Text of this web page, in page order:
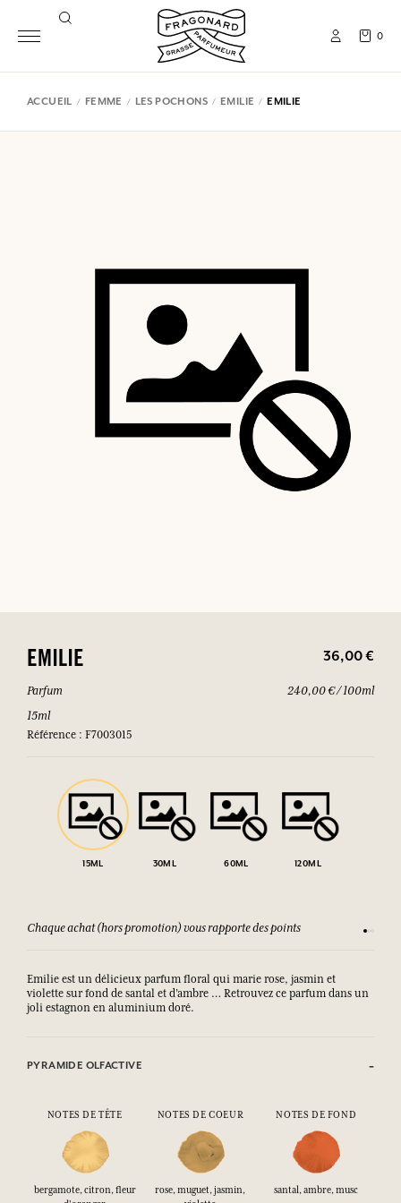
0
ACCUEIL FEMME LES POCHONS EMILIE EMILIE
EMILIE 36,00 €
Parfum
15ml
Référence : F7003015
240,00 € / 100ml
15ML 30ML 60ML 120ML
Chaque achat (hors promotion) vous rapporte des points
Emilie est un délicieux parfum floral qui marie rose, jasmin et
violette sur fond de santal et d’ambre … Retrouvez ce parfum dans un
joli estagnon en aluminium doré.
PYRAMIDE OLFACTIVE
NOTES DE TÊTE NOTES DE COEUR NOTES DE FOND
bergamote, citron, fleur
rose, muguet, jasmin,
santal, ambre, musc